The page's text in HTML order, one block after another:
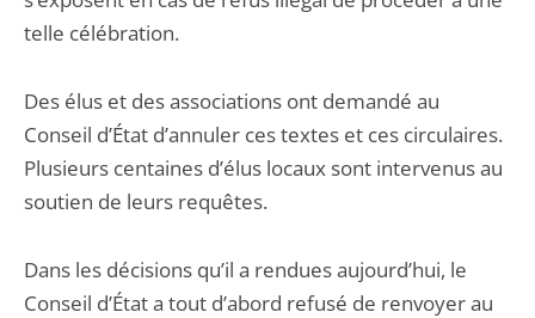
telle célébration.
Des élus et des associations ont demandé au
Conseil d’État d’annuler ces textes et ces circulaires.
Plusieurs centaines d’élus locaux sont intervenus au
soutien de leurs requêtes.
Dans les décisions qu’il a rendues aujourd’hui, le
Conseil d’État a tout d’abord refusé de renvoyer au